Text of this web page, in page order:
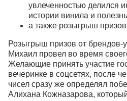
увлеченностью делился
истории винила и
а также розыгрыш
Розыгрыш призов от брендов-
Михаил провел во время
Желающие принять участие
вечеринке в соцсетях, после
чисел сразу же определял
Алихана Кожназарова,